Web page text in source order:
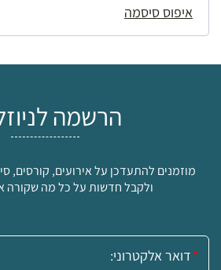
איפוס סיסמה
הרשמה
מוזמנים להתעדכן על אירועים, קורסים,
ולקבל חדשות על כל מה שקורה
אימייל: